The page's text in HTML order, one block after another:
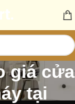
giá cửa
tại